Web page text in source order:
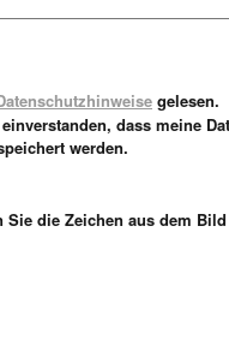
gelesen.
dass meine
werden.
Sie die Zeichen aus dem